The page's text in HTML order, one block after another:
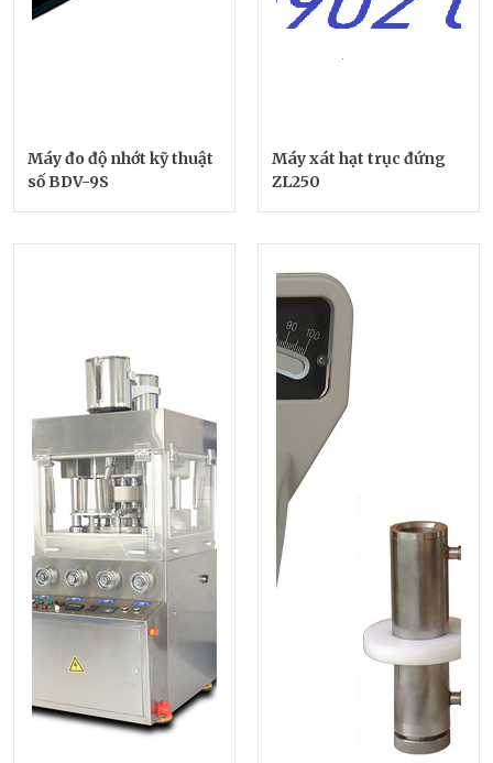
Máy đo độ nhớt kỹ thuật
số BDV-9S
Máy xát hạt trục đứng
ZL250